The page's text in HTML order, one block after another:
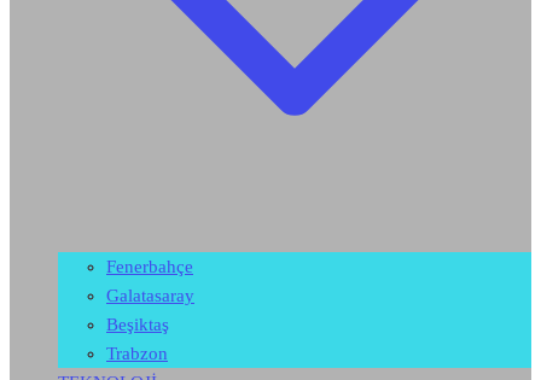
Fenerbahçe
Galatasaray
Beşiktaş
Trabzon